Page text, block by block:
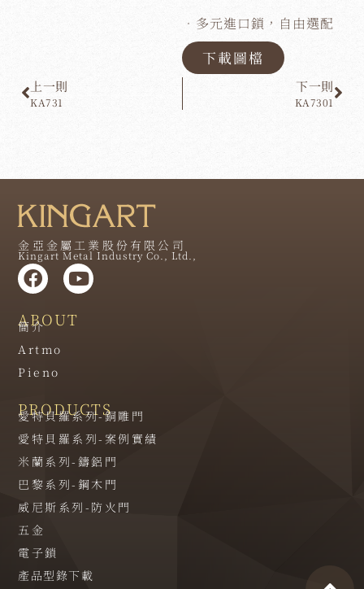
．多元進口鎖，自由選配
下載圖檔
上一則
KA731
下一則
KA7301
金亞金屬工業股份有限公司
Kingart Metal Industry Co., Ltd.,
ABOUT
簡介
Artmo
Pieno
PRODUCTS
愛特貝羅系列-銅雕門
愛特貝羅系列-案例實績
米蘭系列-鑄鋁門
巴黎系列-鋼木門
威尼斯系列-防火門
五金
電子鎖
產品型錄下載